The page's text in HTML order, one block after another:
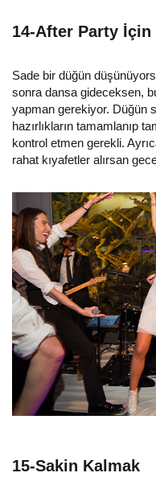
14-After Party İçin
Sade bir düğün
sonra dansa gideceksen,
yapman gerekiyor. Düğün
hazırlıkların tamamlanıp
kontrol etmen gerekli.
rahat kıyafetler alırsan
15-Sakin Kalmak